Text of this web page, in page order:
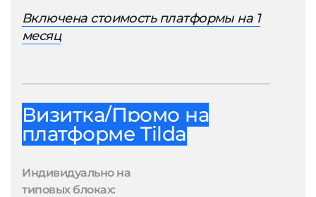
Включена стоимость платформы на 1
месяц
Визитка/Промо на
платформе Tilda
Индивидуально на
типовых блоках: